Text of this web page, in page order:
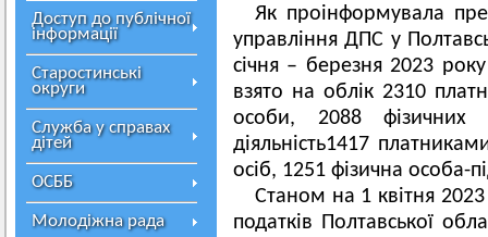
Доступ до публічної
інформації
Старостинські
округи
Служба у справах
дітей
ОСББ
Молодіжна рада
Як проінформувала
управління ДПС у
січня – березня 2023
взято на облік 2310
особи, 2088 фізичних
діяльність1417
осіб, 1251 фізична особа-
Станом на 1 квітня 2023
податків Полтавської